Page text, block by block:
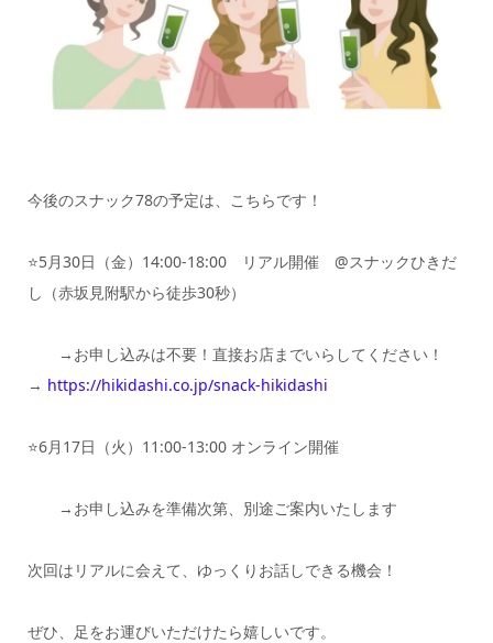
今後のスナック78の予定は、こちらです！
⭐️5月30日（金）14:00-18:00 リアル開催 @スナックひきだ
し（赤坂見附駅から徒歩30秒）
→お申し込みは不要！直接お店までいらしてください！
→ https://hikidashi.co.jp/snack-hikidashi
⭐️6月17日（火）11:00-13:00 オンライン開催
→お申し込みを準備次第、別途ご案内いたします
次回はリアルに会えて、ゆっくりお話しできる機会！
ぜひ、足をお運びいただけたら嬉しいです。